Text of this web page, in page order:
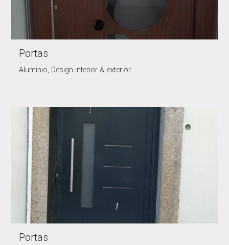
Portas
Aluminio, Design interior & exterior
Portas